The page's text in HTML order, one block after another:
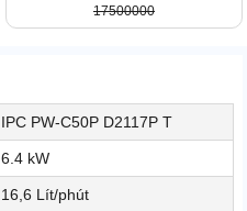
17500000
IPC PW-C50P D2117P T
6.4 kW
16,6 Lít/phút